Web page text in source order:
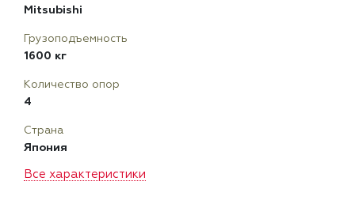
Все характеристики
Mitsubishi
Грузоподъемность
1600 кг
Количество опор
4
Страна
Япония